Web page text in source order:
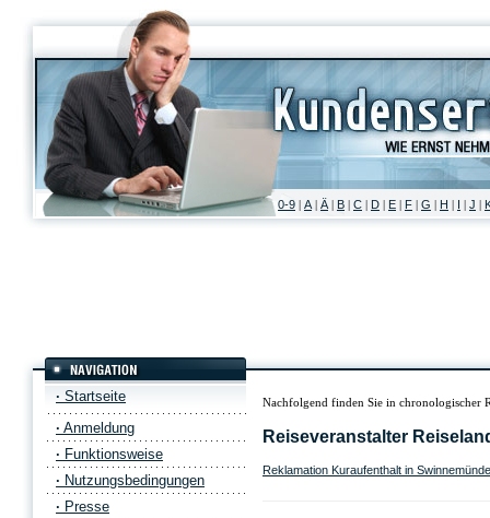
0-9 A Ä B C D E F G H I J
· Startseite
· Anmeldung
· Funktionsweise
· Nutzungsbedingungen
· Presse
Nachfolgend finden Sie in chronologischer
Reiseveranstalter
Reklamation Kuraufenthalt in